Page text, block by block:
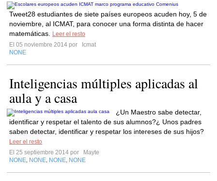
Tweet28 estudiantes de siete países europeos acuden hoy, 5 de
noviembre, al ICMAT, para conocer una forma distinta de hacer
matemáticas.
Leer el resto
El 05 noviembre 2014 por
Icmat
NONE
Inteligencias múltiples aplicadas al
aula y a casa
¿Un Maestro sabe detectar,
identificar y respetar el talento de sus alumnos?¿ Unos padres
saben detectar, identificar y respetar los intereses de sus hijos?
Leer el resto
El 25 septiembre 2014 por
Mayte
NONE NONE NONE NONE